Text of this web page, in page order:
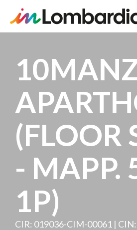
contenuto
principale
(FLOOR
- MAPP.
1P)
CIR: 019036-CIM-00061 | CIN: